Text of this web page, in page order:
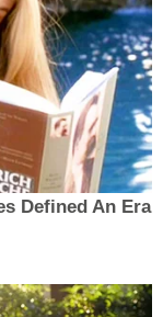
Defined An Era